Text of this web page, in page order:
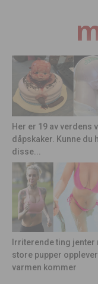
Her er 19 av verdens
dåpskaker. Kunne du
disse...
Irriterende ting jenter
store pupper
varmen kommer